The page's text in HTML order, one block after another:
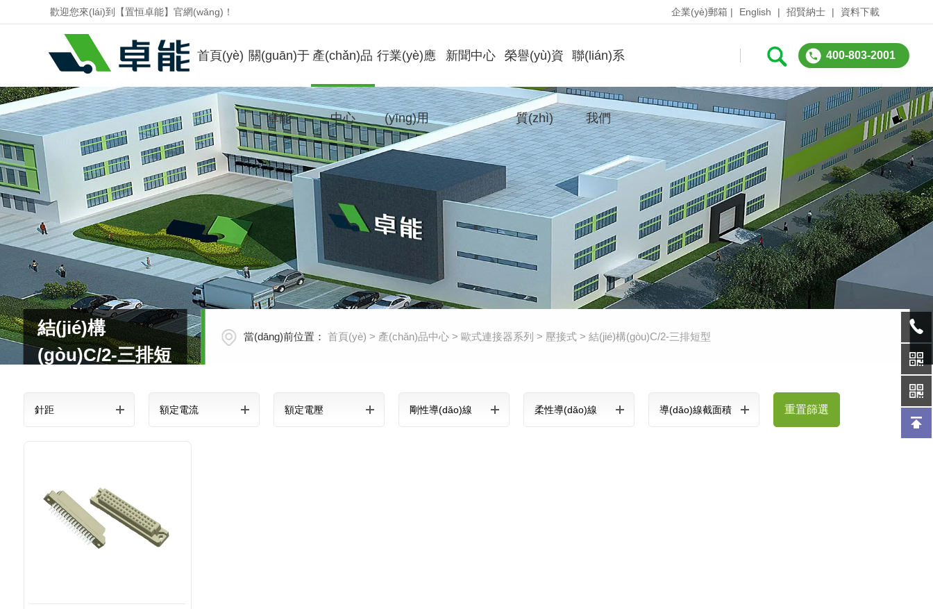
歡迎您來(lái)到【置恒卓能】官網(wǎng)！ 企業(yè)郵箱 | English | 招賢納士 | 資料下載
400-803-2001
首頁(yè) 關(guān)于
卓能
產(chǎn)品
中心
行業(yè)應
(yīng)用
新聞中心 榮譽(yù)資
質(zhì)
聯(lián)系
我們
結(jié)構
(gòu)C/2-三排短
當(dāng)前位置： 首頁(yè) > 產(chǎn)品中心> 歐式連接器系列 > 壓接式 > 結(jié)構(gòu)C/2-三排短型
針距 額定電流 額定電壓 剛性導(dǎo)線 柔性導(dǎo)線 導(dǎo)線截面積 重置篩選